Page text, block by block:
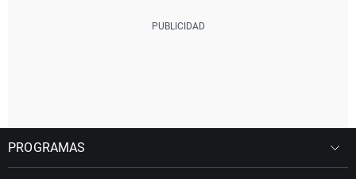
PROGRAMAS